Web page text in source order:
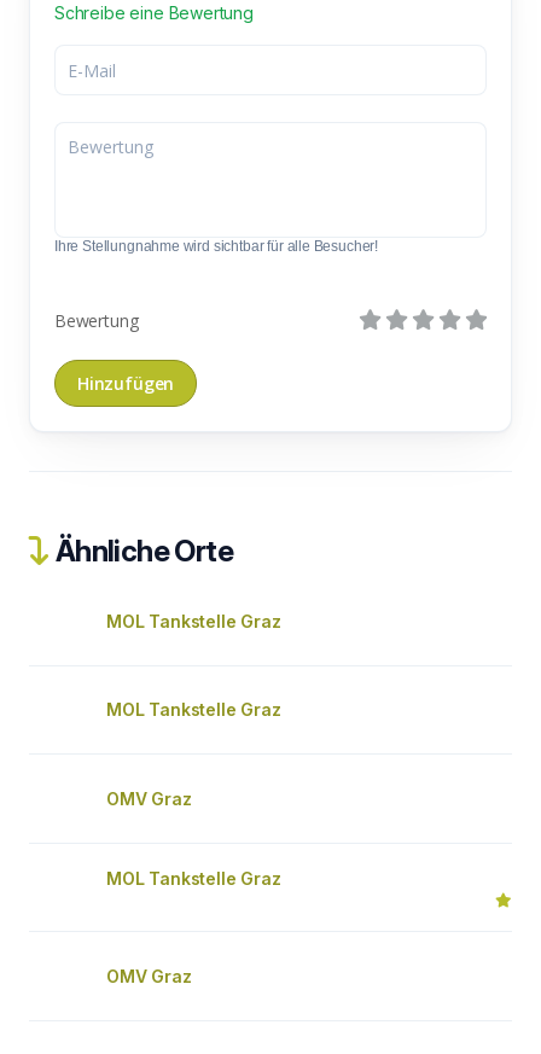
Schreibe eine Bewertung
Ihre Stellungnahme wird sichtbar für alle Besucher!
Bewertung
Ähnliche Orte
MOL Tankstelle Graz
MOL Tankstelle Graz
OMV Graz
MOL Tankstelle Graz
OMV Graz